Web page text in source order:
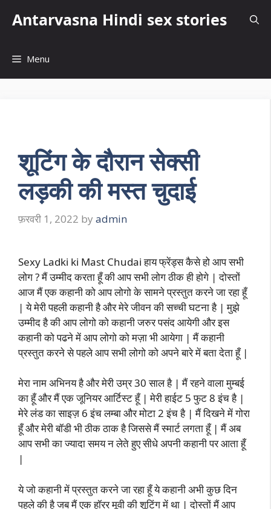
Antarvasna Hindi sex stories
Menu
शूटिंग के दौरान सेक्सी
लड़की की मस्त चुदाई
फ़रवरी 1, 2022 by admin
Sexy Ladki ki Mast Chudai हाय फ्रेंड्स कैसे हो आप सभी
लोग ? मैं उम्मीद करता हूँ की आप सभी लोग ठीक ही होगे | दोस्तों
आज मैं एक कहानी को आप लोगो के सामने प्रस्तुत करने जा रहा हूँ
| ये मेरी पहली कहानी है और मेरे जीवन की सच्ची घटना है | मुझे
उम्मीद है की आप लोगो को कहानी जरुर पसंद आयेगी और इस
कहानी को पढने में आप लोगो को मज़ा भी आयेगा | मैं कहानी
प्रस्तुत करने से पहले आप सभी लोगो को अपने बारे में बता देता हूँ |
मेरा नाम अभिनय है और मेरी उम्र 30 साल है | मैं रहने वाला मुम्बई
का हूँ और मैं एक जूनियर आर्टिस्ट हूँ | मेरी हाईट 5 फुट 8 इंच है |
मेरे लंड का साइज़ 6 इंच लम्बा और मोटा 2 इंच है | मैं दिखने में गोरा
हूँ और मेरी बॉडी भी ठीक ठाक है जिससे मैं स्मार्ट लगता हूँ | मैं अब
आप सभी का ज्यादा समय न लेते हुए सीधे अपनी कहानी पर आता हूँ
|
ये जो कहानी में प्रस्तुत करने जा रहा हूँ ये कहानी अभी कुछ दिन
पहले की है जब मैं एक हॉरर मूवी की शूटिंग में था | दोस्तों मैं आप